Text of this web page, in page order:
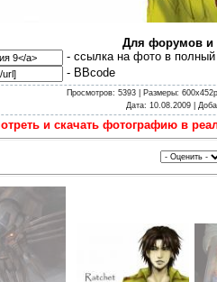
Для форумов и
- cсылка на фото в полный
- BBcode
Просмотров: 5393 | Размеры:
Дата: 10.08.2009 |
и скачать фотографию в